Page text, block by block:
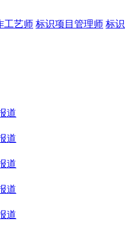
工艺师 标识项目管理师 标识
道
道
道
道
道